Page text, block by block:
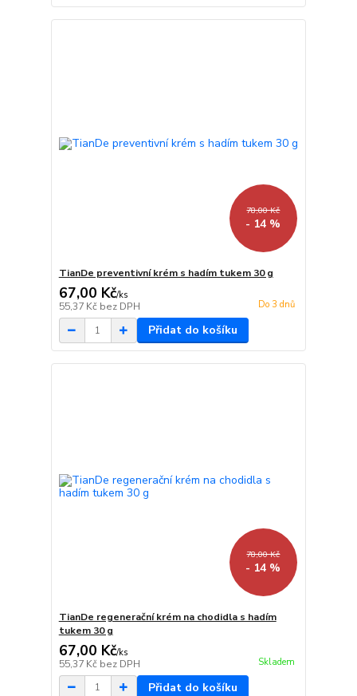
78,00 Kč
- 14 %
TianDe preventivní krém s hadím tukem 30 g
67,00 Kč/ks
55,37 Kč bez DPH Do 3 dnů
Přidat do košíku
78,00 Kč
- 14 %
TianDe regenerační krém na chodidla s hadím
tukem 30 g
67,00 Kč/ks
55,37 Kč bez DPH Skladem
Přidat do košíku